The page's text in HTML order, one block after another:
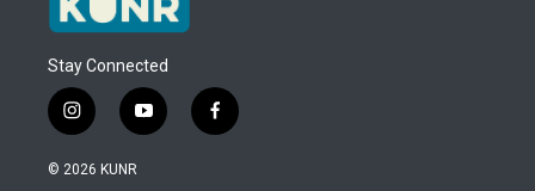
Stay Connected
i
n
s
y
o
f
a
© 2026 KUNR